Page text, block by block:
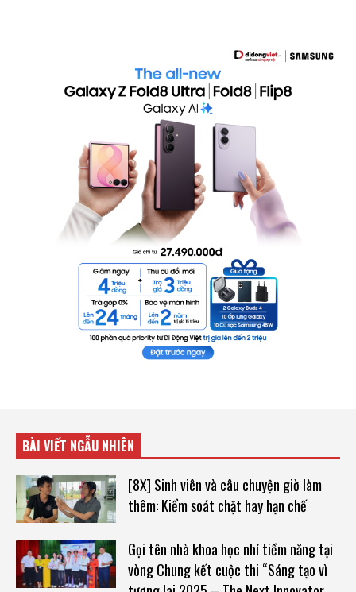
BÀI VIẾT NGẪU NHIÊN
[8X] Sinh viên và câu chuyện giờ làm
thêm: Kiểm soát chặt hay hạn chế
Gọi tên nhà khoa học nhí tiềm năng tại
vòng Chung kết cuộc thi “Sáng tạo vì